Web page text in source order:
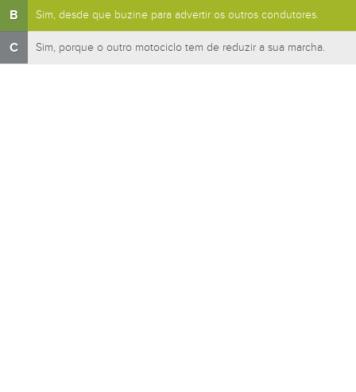
B Sim, desde que buzine para advertir os outros condutores.
C Sim, porque o outro motociclo tem de reduzir a sua marcha.